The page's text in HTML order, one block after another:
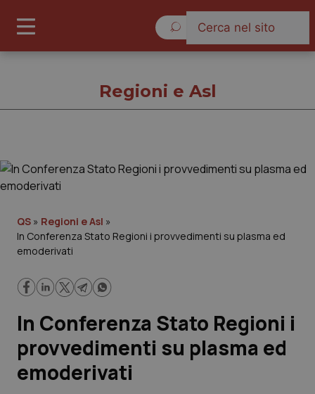
Governo e Parlamento
Regioni e Asl
Lavoro e Professioni
Scienza e Farmaci
Studi e Analisi
Regioni e Asl
QS » Regioni e Asl »
In Conferenza Stato Regioni i provvedimenti su plasma ed
emoderivati
In Conferenza Stato Regioni i
provvedimenti su plasma ed
emoderivati